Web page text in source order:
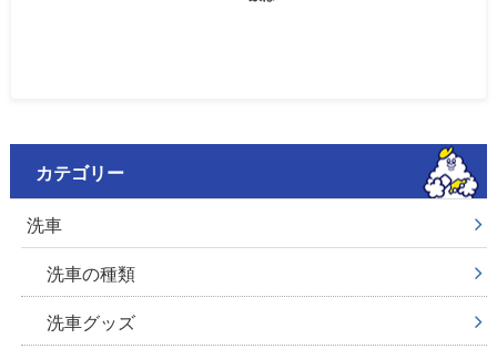
カテゴリー
洗車
洗車の種類
洗車グッズ